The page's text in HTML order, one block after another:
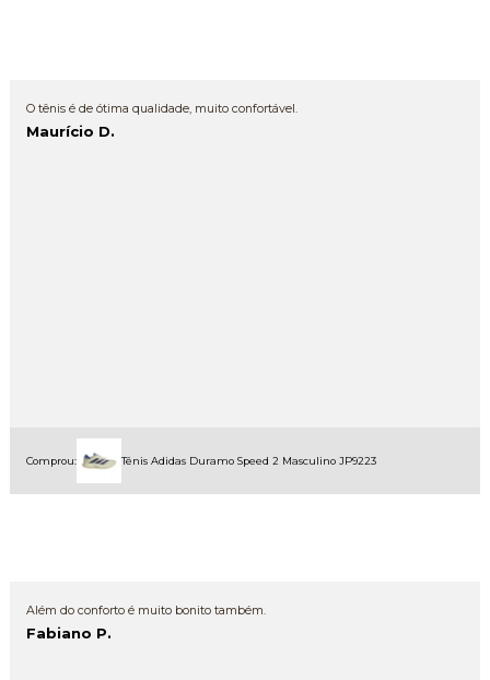
O tênis é de ótima qualidade, muito confortável.
Maurício D.
Comprou: Tênis Adidas Duramo Speed 2 Masculino JP9223
Além do conforto é muito bonito também.
Fabiano P.